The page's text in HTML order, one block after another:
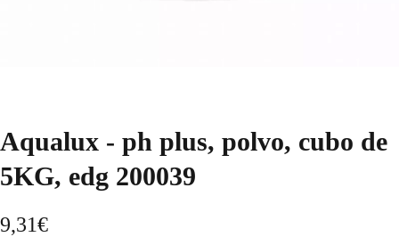
Aqualux - ph plus, polvo, cubo de
5KG, edg 200039
9,31€